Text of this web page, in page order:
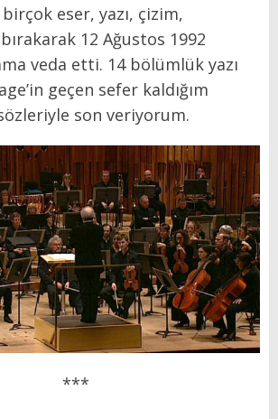
birçok eser, yazı, çizim,
12 Ağustos 1992
veda etti. 14 bölümlük yazı
geçen sefer kaldığım
son veriyorum.
***